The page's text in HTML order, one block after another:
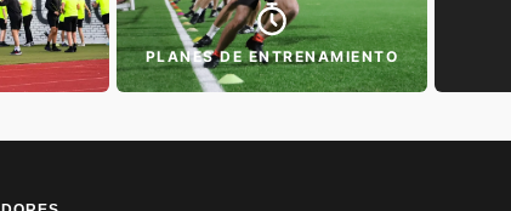
PLANES DE ENTRENAMIENTO